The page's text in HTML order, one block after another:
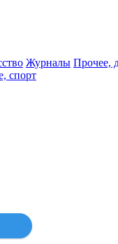
Журналы Прочее,
спорт